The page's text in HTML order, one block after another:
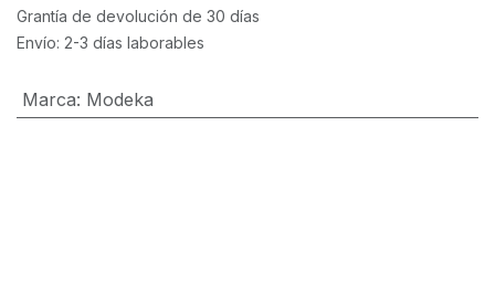
Grantía de devolución de 30 días
Envío: 2-3 días laborables
Marca: Modeka